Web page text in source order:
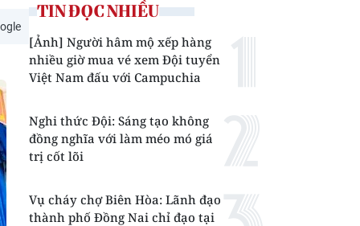
TIN ĐỌC NHIỀU
[Ảnh] Người hâm mộ xếp hàng
nhiều giờ mua vé xem Đội tuyển
Việt Nam đấu với Campuchia
Nghi thức Đội: Sáng tạo không
đồng nghĩa với làm méo mó giá
trị cốt lõi
Vụ cháy chợ Biên Hòa: Lãnh đạo
thành phố Đồng Nai chỉ đạo tại